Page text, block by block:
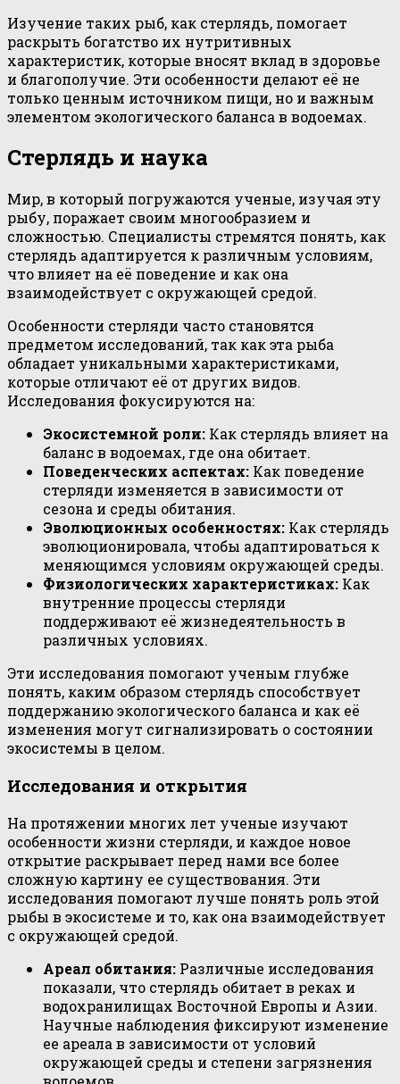
Изучение таких рыб, как стерлядь, помогает
раскрыть богатство их нутритивных
характеристик, которые вносят вклад в здоровье
и благополучие. Эти особенности делают её не
только ценным источником пищи, но и важным
элементом экологического баланса в водоемах.
Стерлядь и наука
Мир, в который погружаются ученые, изучая эту
рыбу, поражает своим многообразием и
сложностью. Специалисты стремятся понять, как
стерлядь адаптируется к различным условиям,
что влияет на её поведение и как она
взаимодействует с окружающей средой.
Особенности стерляди часто становятся
предметом исследований, так как эта рыба
обладает уникальными характеристиками,
которые отличают её от других видов.
Исследования фокусируются на:
Экосистемной роли: Как стерлядь влияет на
баланс в водоемах, где она обитает.
Поведенческих аспектах: Как поведение
стерляди изменяется в зависимости от
сезона и среды обитания.
Эволюционных особенностях: Как стерлядь
эволюционировала, чтобы адаптироваться к
меняющимся условиям окружающей среды.
Физиологических характеристиках: Как
внутренние процессы стерляди
поддерживают её жизнедеятельность в
различных условиях.
Эти исследования помогают ученым глубже
понять, каким образом стерлядь способствует
поддержанию экологического баланса и как её
изменения могут сигнализировать о состоянии
экосистемы в целом.
Исследования и открытия
На протяжении многих лет ученые изучают
особенности жизни стерляди, и каждое новое
открытие раскрывает перед нами все более
сложную картину ее существования. Эти
исследования помогают лучше понять роль этой
рыбы в экосистеме и то, как она взаимодействует
с окружающей средой.
Ареал обитания: Различные исследования
показали, что стерлядь обитает в реках и
водохранилищах Восточной Европы и Азии.
Научные наблюдения фиксируют изменение
ее ареала в зависимости от условий
окружающей среды и степени загрязнения